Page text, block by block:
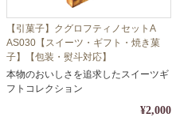
【引菓子】クグロフティノセットA
AS030【スイーツ・ギフト・焼き菓
子】【包装・熨斗対応】
本物のおいしさを追求したスイーツギ
フトコレクション
¥2,000